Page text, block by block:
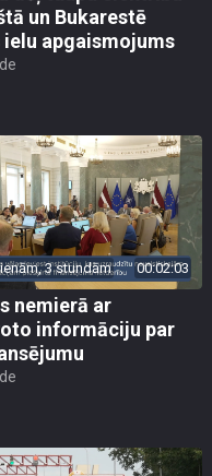
un Bukarestē
apgaismojums
3 stundām 00:02:03
nemierā ar
informāciju par